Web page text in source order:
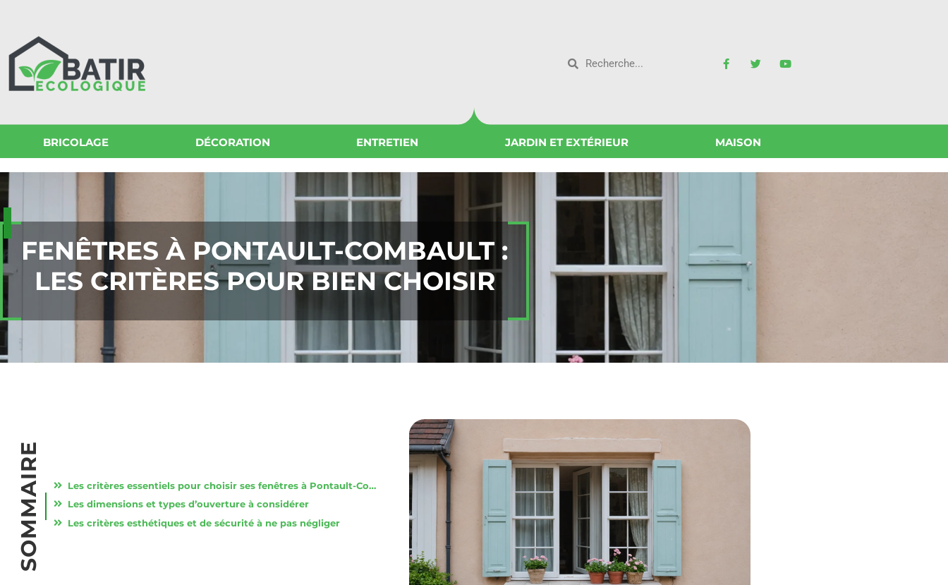
BRICOLAGE DÉCORATION ENTRETIEN JARDIN ET EXTÉRIEUR MAISON
FENÊTRES À PONTAULT-COMBAULT :
LES CRITÈRES POUR BIEN CHOISIR
SOMMAIRE
Les critères essentiels pour choisir ses fenêtres à Pontault-Combault
Les dimensions et types d’ouverture à considérer
Les critères esthétiques et de sécurité à ne pas négliger